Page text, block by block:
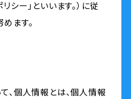
シー」といいます。）に従
ます。
、個人情報とは、個人情報